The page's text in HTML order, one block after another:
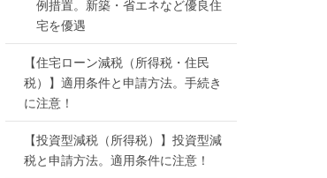
例措置。新築・省エネなど優良住
宅を優遇
【住宅ローン減税（所得税・住民
税）】適用条件と申請方法。手続き
に注意！
【投資型減税（所得税）】投資型減
税と申請方法。適用条件に注意！